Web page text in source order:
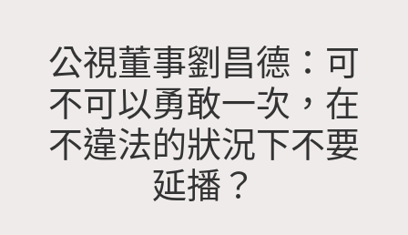
公視董事劉昌德：可
不可以勇敢一次，在
不違法的狀況下不要
延播？